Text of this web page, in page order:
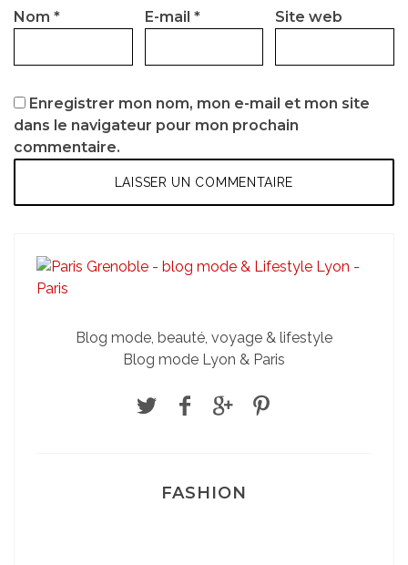
Nom * E-mail * Site web
Enregistrer mon nom, mon e-mail et mon site
dans le navigateur pour mon prochain
commentaire.
Blog mode, beauté, voyage & lifestyle
Blog mode Lyon & Paris
FASHION